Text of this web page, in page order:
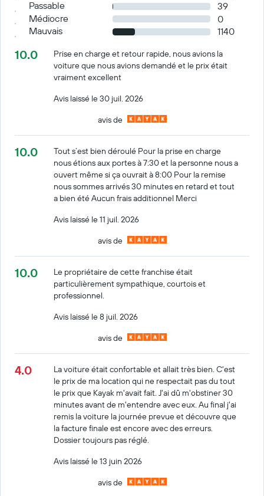
Passable
39
Médiocre
0
Mauvais
1140
10.0
Prise en charge et retour rapide, nous avions la
voiture que nous avions demandé et le prix était
vraiment excellent
Avis laissé le 30 juil. 2026
avis de
10.0
Tout s’est bien déroulé Pour la prise en charge
nous étions aux portes à 7:30 et la personne nous a
ouvert même si ça ouvrait à 8:00 Pour la remise
nous sommes arrivés 30 minutes en retard et tout
a bien été Aucun frais additionnel Merci
Avis laissé le 11 juil. 2026
avis de
10.0
Le propriétaire de cette franchise était
particulièrement sympathique, courtois et
professionnel.
Avis laissé le 8 juil. 2026
avis de
4.0
La voiture était confortable et allait très bien. C'est
le prix de ma location qui ne respectait pas du tout
le prix que Kayak m'avait fait. J'ai dû m'obstiner 30
minutes avant de m'entendre avec eux. Au final j'ai
remis la voiture la journée prevue et découvre que
la facture finale est encore avec des erreurs.
Dossier toujours pas réglé.
Avis laissé le 13 juin 2026
avis de